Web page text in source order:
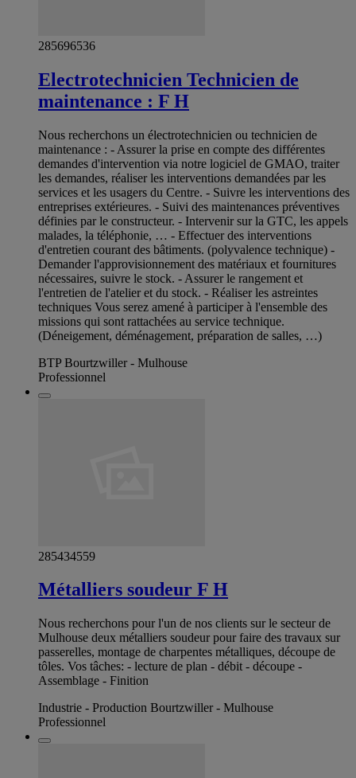
285696536
Electrotechnicien Technicien de
maintenance : F H
Nous recherchons un électrotechnicien ou technicien de
maintenance : - Assurer la prise en compte des différentes
demandes d'intervention via notre logiciel de GMAO, traiter
les demandes, réaliser les interventions demandées par les
services et les usagers du Centre. - Suivre les interventions des
entreprises extérieures. - Suivi des maintenances préventives
définies par le constructeur. - Intervenir sur la GTC, les appels
malades, la téléphonie, … - Effectuer des interventions
d'entretien courant des bâtiments. (polyvalence technique) -
Demander l'approvisionnement des matériaux et fournitures
nécessaires, suivre le stock. - Assurer le rangement et
l'entretien de l'atelier et du stock. - Réaliser les astreintes
techniques Vous serez amené à participer à l'ensemble des
missions qui sont rattachées au service technique.
(Déneigement, déménagement, préparation de salles, …)
BTP Bourtzwiller - Mulhouse
Professionnel
285434559
Métalliers soudeur F H
Nous recherchons pour l'un de nos clients sur le secteur de
Mulhouse deux métalliers soudeur pour faire des travaux sur
passerelles, montage de charpentes métalliques, découpe de
tôles. Vos tâches: - lecture de plan - débit - découpe -
Assemblage - Finition
Industrie - Production Bourtzwiller - Mulhouse
Professionnel